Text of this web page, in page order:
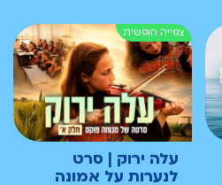
עלה ירוק | סרט
לנערות על אמונה